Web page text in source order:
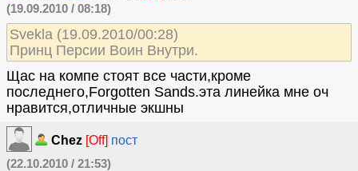
(19.09.2010 / 08:18)
Svekla (19.09.2010/00:28)
Принц Персии Воин Внутри.
Щас на компе стоят все части,кроме
последнего,Forgotten Sands.эта линейка мне оч
нравится,отличные экшны
Chez [Off] пост
(22.10.2010 / 21:53)